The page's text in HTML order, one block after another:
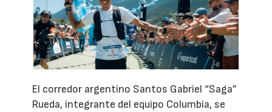
El corredor argentino Santos Gabriel “Saga”
Rueda, integrante del equipo Columbia, se